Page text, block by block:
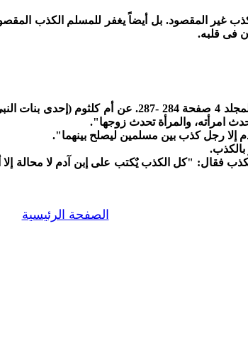
غير المقصود. بل أيضاً يغفر للمسلم الكذب
فى قلبه.
عن كتاب إحياء علوم الدين للعلامة الإسلامى
امرأته، والمرأة تحدث زوجها".
رجل كذب بين مسلمين ليصلح بينهما".
فقال: "كل الكذب يٌكتب على إبن آدم لا محالة
الصفحة الرئيسية